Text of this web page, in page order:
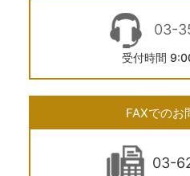
03-
受付時間
FAXでのお
03-